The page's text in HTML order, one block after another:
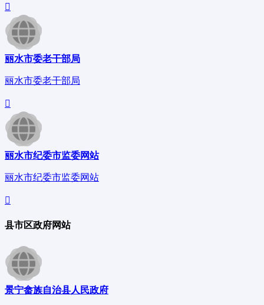
丽水市委老干部局
丽水市委老干部局
丽水市纪委市监委网站
丽水市纪委市监委网站
县市区政府网站
景宁畲族自治县人民政府